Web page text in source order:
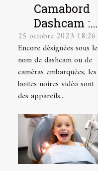
Camabord
Dashcam :
Qu’est-ce
qu’une boite
noire vidéo ?
25 octobre 2023 18:26
Encore désignées sous le
nom de dashcam ou de
caméras embarquées, les
boites noires vidéo sont
des appareils...